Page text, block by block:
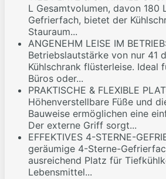
L Gesamtvolumen, davon 180
Gefrierfach, bietet der
Stauraum...
ANGENEHM LEISE IM
Betriebslautstärke von nur 41
Kühlschrank flüsterleise. Ideal
Büros oder...
PRAKTISCHE & FLEXIBLE
Höhenverstellbare Füße und
Bauweise ermöglichen eine
Der externe Griff sorgt...
EFFEKTIVES 4-STERNE-
geräumige 4-Sterne-
ausreichend Platz für
Lebensmittel...